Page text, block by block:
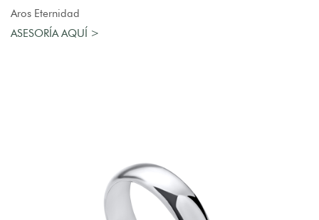
Aros Eternidad
ASESORÍA AQUÍ >